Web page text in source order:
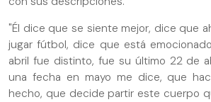
"Él dice que se siente mejor, dice que
jugar fútbol, dice que está
abril fue distinto, fue su último 22 de
una fecha en mayo me dice, que
hecho, que decide partir este cuerpo